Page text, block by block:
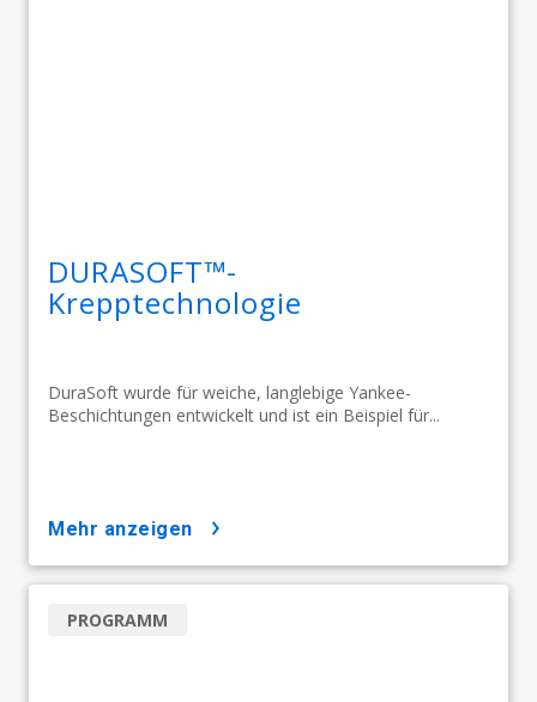
DURASOFT™-
Krepptechnologie
DuraSoft wurde für weiche, langlebige Yankee-
Beschichtungen entwickelt und ist ein Beispiel für...
mehr anzeigen
PROGRAMM